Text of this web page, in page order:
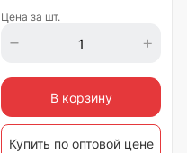
Цена за шт.
В корзину
Купить по оптовой цене